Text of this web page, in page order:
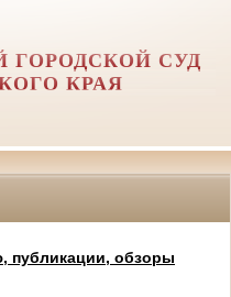
ГОРОДСКОЙ СУД
КРАЯ
публикации, обзоры